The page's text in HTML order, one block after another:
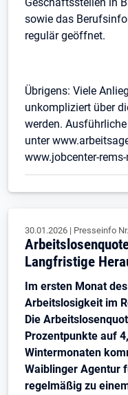
sowie das
regulär geöffnet.
Übrigens: Viele
unkompliziert über
werden.
unter
www.jobcenter-rems-
30.01.2026 | Presseinfo Nr.
Langfristige
Im ersten Monat
Arbeitslosigkeit im
Die
Prozentpunkte auf
Wintermonaten
Waiblinger Agentur
regelmäßig zu